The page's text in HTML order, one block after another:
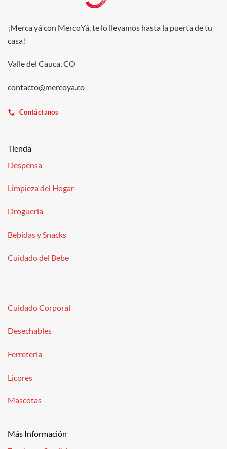
¡Merca yá con MercoYá, te lo llevamos hasta la puerta de tu
casa!
Valle del Cauca, CO
contacto@mercoya.co
Contáctanos
Tienda
Despensa
Limpieza del Hogar
Droguería
Bebidas y Snacks
Cuidado del Bebe
Cuidado Corporal
Desechables
Ferretería
Licores
Mascotas
Más Información